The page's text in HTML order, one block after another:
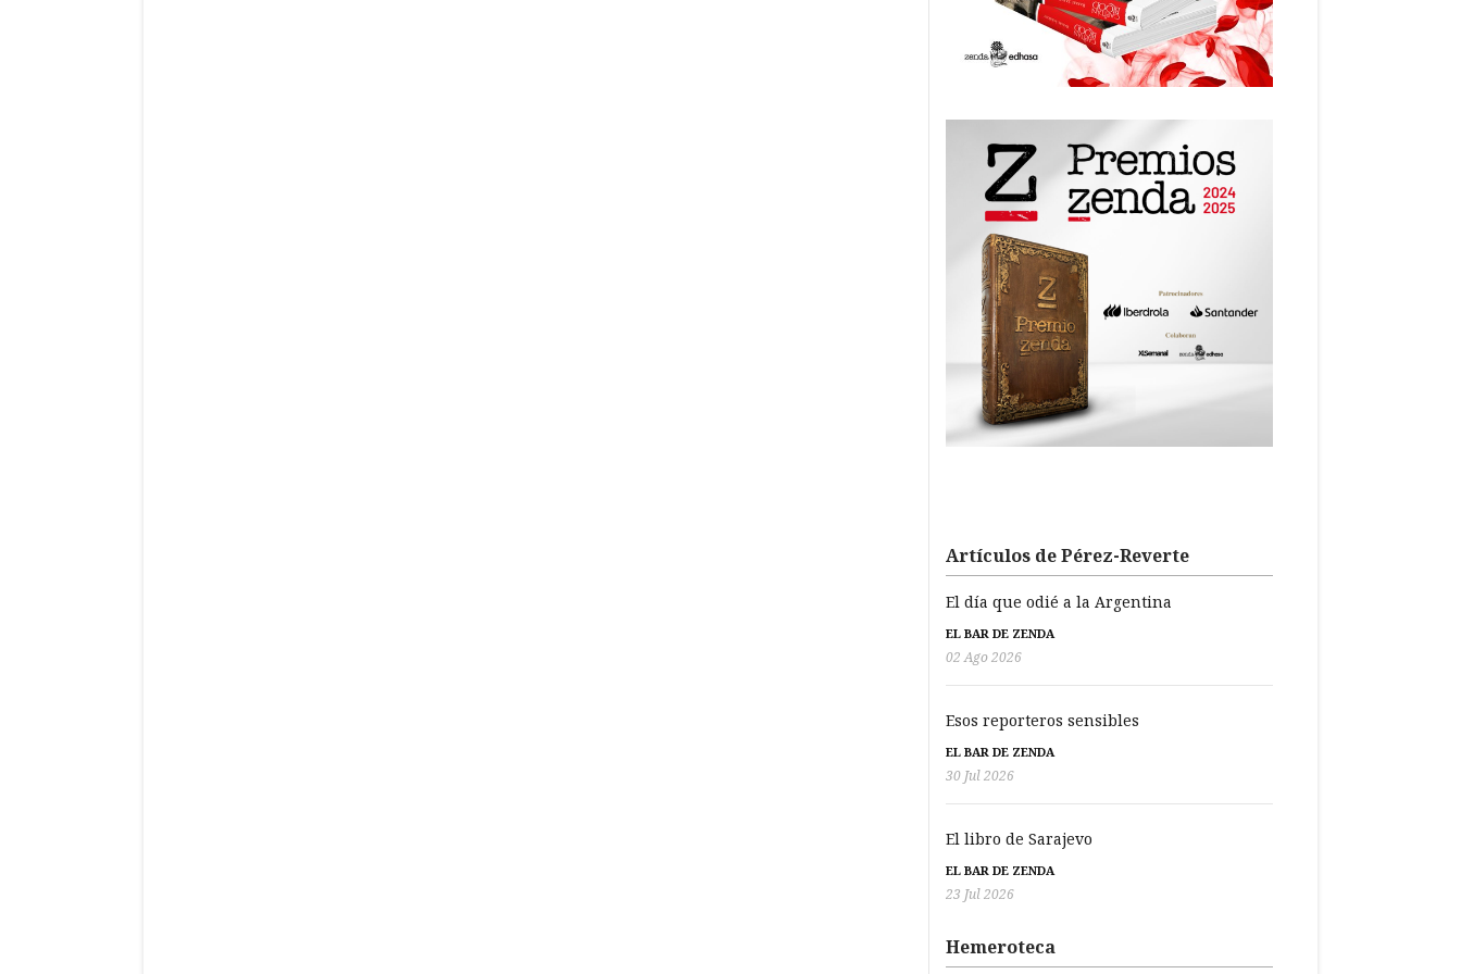
Artículos de Pérez-Reverte
El día que odié a la Argentina
EL BAR DE ZENDA
02 Ago 2026
Esos reporteros sensibles
EL BAR DE ZENDA
30 Jul 2026
El libro de Sarajevo
EL BAR DE ZENDA
23 Jul 2026
Hemeroteca